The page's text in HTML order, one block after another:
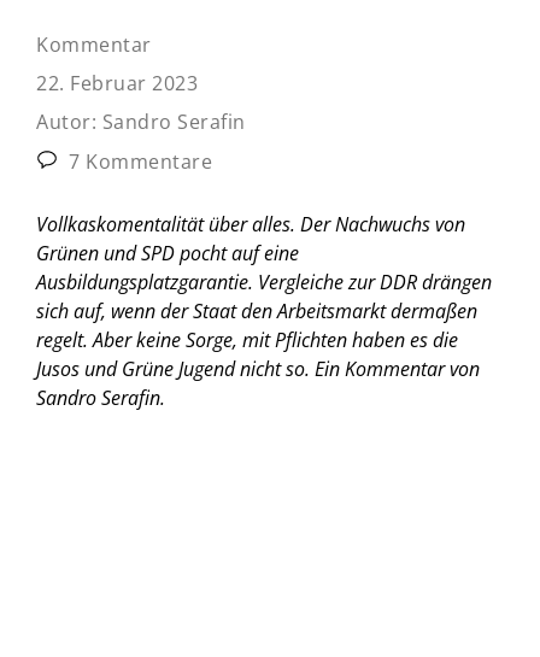
Kommentar
22. Februar 2023
Autor: Sandro Serafin
7 Kommentare
Vollkaskomentalität über alles. Der Nachwuchs von
Grünen und SPD pocht auf eine
Ausbildungsplatzgarantie. Vergleiche zur DDR drängen
sich auf, wenn der Staat den Arbeitsmarkt dermaßen
regelt. Aber keine Sorge, mit Pflichten haben es die
Jusos und Grüne Jugend nicht so. Ein Kommentar von
Sandro Serafin.